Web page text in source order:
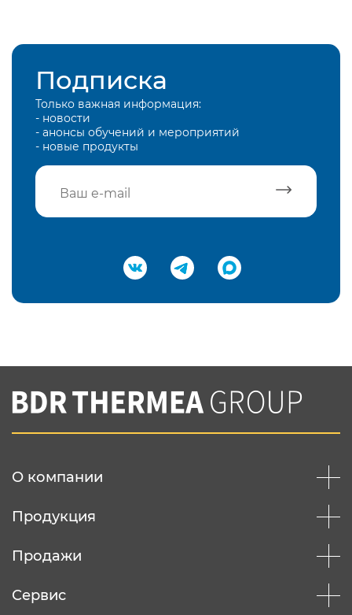
Подписка
Только важная информация:
- новости
- анонсы обучений и мероприятий
- новые продукты
Подтвердить e-mail
Вы соглашаетесь с нашей политикой
конфеденциальности
О компании
Продукция
Продажи
Сервис